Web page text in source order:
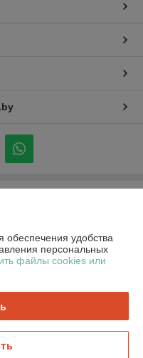
47
ул. Большая Троицкая
удобства
персональных
файлы cookies или